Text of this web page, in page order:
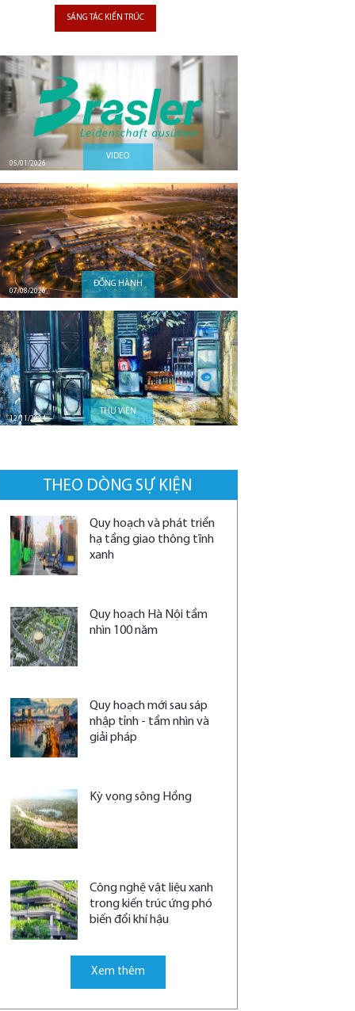
SÁNG TÁC KIẾN TRÚC
Brasler - Cuộc cách mạng “xanh” hóa nhà ở xã hội từ thiết bị
05/01/2026
05/01/2026
VIDEO
07/08/2026
ĐỒNG HÀNH
12/11/2024
THƯ VIỆN
THEO DÒNG SỰ KIỆN
Quy hoạch và phát triển
hạ tầng giao thông tĩnh
xanh
Quy hoạch Hà Nội tầm
nhìn 100 năm
Quy hoạch mới sau sáp
nhập tỉnh - tầm nhìn và
giải pháp
Kỳ vọng sông Hồng
Công nghệ vật liệu xanh
trong kiến trúc ứng phó
biến đổi khí hậu
Xem thêm